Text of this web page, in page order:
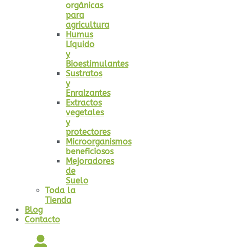
orgánicas
para
agricultura
Humus
Líquido
y
Bioestimulantes
Sustratos
y
Enraizantes
Extractos
vegetales
y
protectores
Microorganismos
beneficiosos
Mejoradores
de
Suelo
Toda la
Tienda
Blog
Contacto